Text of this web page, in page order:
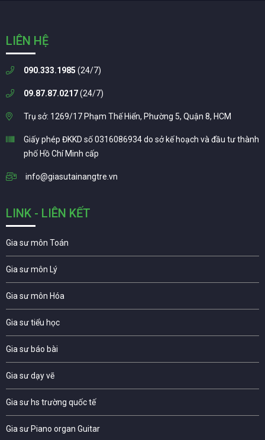
LIÊN HỆ
090.333.1985 (24/7)
09.87.87.0217(24/7)
Trụ sở: 1269/17 Phạm Thế Hiển, Phường 5, Quận 8, HCM
Giấy phép ĐKKD số 0316086934 do sở kế hoạch và đầu tư thành
phố Hồ Chí Minh cấp
info@giasutainangtre.vn
LINK - LIÊN KẾT
Gia sư môn Toán
Gia sư môn Lý
Gia sư môn Hóa
Gia sư tiểu học
Gia sư báo bài
Gia sư dạy vẽ
Gia sư hs trường quốc tế
Gia sư Piano organ Guitar